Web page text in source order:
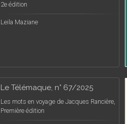
2e édition
Leila Maziane
Le Télémaque, n° 67/2025
Les mots en voyage de Jacques Rancière,
Première édition